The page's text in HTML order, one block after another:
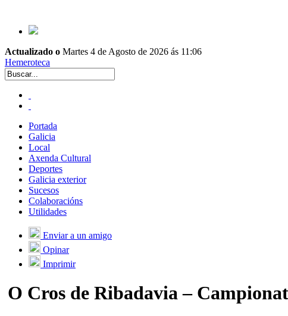
Actualizado o Martes 4 de Agosto de 2026 ás 11:06
Hemeroteca
Portada
Galicia
Local
Axenda Cultural
Deportes
Galicia exterior
Sucesos
Colaboracións
Utilidades
Enviar a un amigo
Opinar
Imprimir
O Cros de Ribadavia –